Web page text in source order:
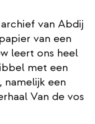
van Abdij
van een
leert ons heel
met een
namelijk een
Van de vos